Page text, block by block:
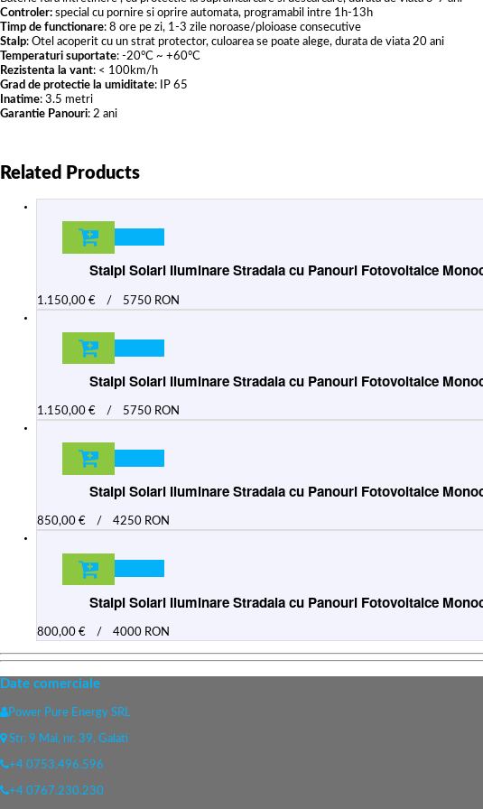
Controler: special cu pornire si oprire automata, programabil intre 1h-13h
Timp de functionare: 8 ore pe zi, 1-3 zile noroase/ploioase consecutive
Stalp: Otel acoperit cu un strat protector, culoarea se poate alege, durata de viata 20 ani
Temperaturi suportate: -20°C ~ +60°C
Rezistenta la vant: < 100km/h
Grad de protectie la umiditate: IP 65
Inatime: 3.5 metri
Garantie Panouri: 2 ani
Related Products
Adauga in cos
Stalpi Solari Iluminare Stradala cu Panouri Fotovoltaice
1.150,00 € / 5750 RON
Adauga in cos
Stalpi Solari Iluminare Stradala cu Panouri Fotovoltaice
1.150,00 € / 5750 RON
Adauga in cos
Stalpi Solari Iluminare Stradala cu Panouri Fotovoltaice
850,00 € / 4250 RON
Adauga in cos
Stalpi Solari Iluminare Stradala cu Panouri Fotovoltaice
800,00 € / 4000 RON
Date comerciale
Power Pure Energy SRL
Str. 9 Mai, nr. 39, Galati
+4 0753.496.596
+4 0767.230.230